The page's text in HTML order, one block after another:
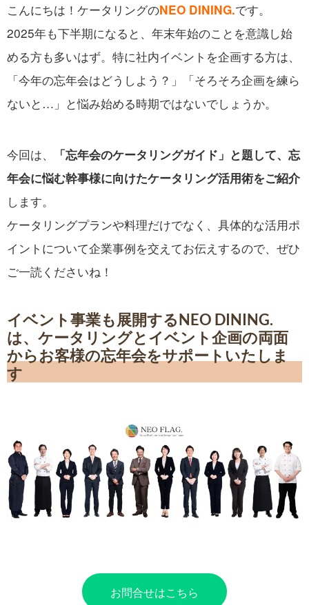
こんにちは！ケータリングのNEO DINING.です。
2025年も下半期になると、年末年始のことを意識し始
める方も多いはず。特に社内イベントを企画する方は、
「今年の忘年会はどうしよう？」「そろそろ企画を練ら
ないと…」と悩み始める時期ではないでしょうか。
今回は、
「忘年会のケータリングガイド」と題して、忘
年会に悩む幹事様に向けたケータリング活用術をご紹介
します。
ケータリングプランや料理だけでなく、具体的な活用ポ
イントについて企業事例を交えてお伝えするので、ぜひ
ご一読くださいね！
イベント事業も展開するNEO DINING.
は、ケータリングとイベント企画の両面
からお客様の忘年会をサポートいたしま
す
お問合せはこちら